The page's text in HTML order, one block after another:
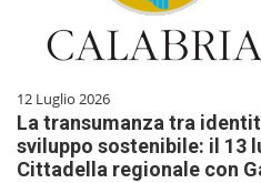
12 Luglio 2026
La transumanza tra
sviluppo sostenibile: il 13
Cittadella regionale con